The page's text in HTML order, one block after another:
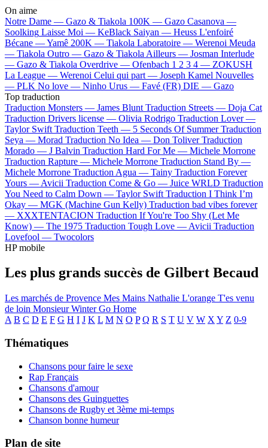
On aime
Notre Dame — Gazo & Tiakola 100K — Gazo Casanova —
Soolking Laisse Moi — KeBlack Saiyan — Heuss L'enfoiré
Bécane —Yamê 200K — Tiakola Laboratoire — Werenoi Meuda
— Tiakola Outro — Gazo & Tiakola Ailleurs — Josman Interlude
— Gazo & Tiakola Overdrive — Ofenbach 1 2 3 4 — ZOKUSH
La League — Werenoi Celui qui part — Joseph Kamel Nouvelles
— PLK No love — Ninho Urus — Favé (FR) DIE — Gazo
Top traduction
Traduction Monsters — James Blunt Traduction Streets — Doja Cat
Traduction Drivers license — Olivia Rodrigo Traduction Lover —
Taylor Swift Traduction Teeth — 5 Seconds Of Summer Traduction
Seya — Morad Traduction No Idea — Don Toliver Traduction
Morado — J Balvin Traduction Hard For Me — Michele Morrone
Traduction Rapture — Michele Morrone Traduction Stand By —
Michele Morrone Traduction Agua — Tainy Traduction Forever
Yours — Avicii Traduction Come & Go — Juice WRLD Traduction
You Need to Calm Down — Taylor Swift Traduction I Think I’m
Okay — MGK (Machine Gun Kelly) Traduction bad vibes forever
— XXXTENTACION Traduction If You're Too Shy (Let Me
Know) — The 1975 Traduction Tough Love — Avicii Traduction
Lovefool — Twocolors
HP mobile
Les plus grands succès de Gilbert Becaud
Les marchés de Provence Mes Mains Nathalie L'orange T'es venu
de loin Monsieur Winter Go Home
A B C D E F G H I J K L M N O P Q R S T U V W X Y Z 0-9
Thématiques
Chansons pour faire le sexe
Rap Français
Chansons d'amour
Chansons des Guinguettes
Chansons de Rugby et 3ème mi-temps
Chanson bonne humeur
Plan de site